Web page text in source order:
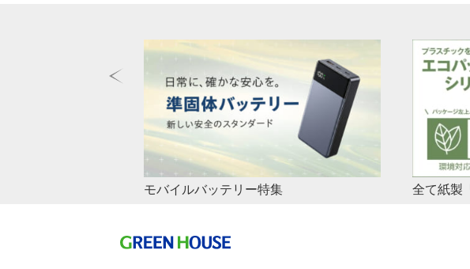
モバイルバッテリー特集
ータ保存に必要な、SDカード、マイクロSDカードの容
量や転送速度の規格や選び方やあなたにおすすめ容量な
全て紙製